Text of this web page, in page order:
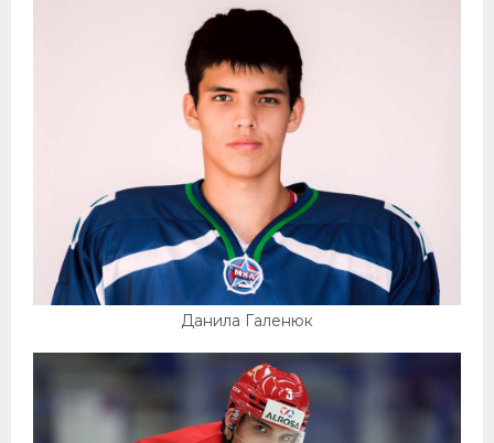
Данила Галенюк